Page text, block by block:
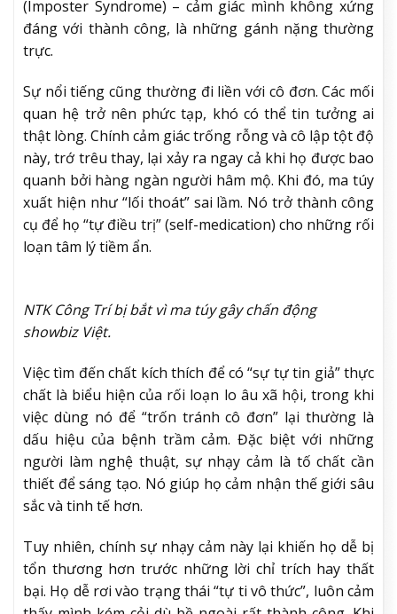
(Imposter Syndrome) – cảm giác mình không xứng
đáng với thành công, là những gánh nặng thường
trực.
Sự nổi tiếng cũng thường đi liền với cô đơn. Các mối
quan hệ trở nên phức tạp, khó có thể tin tưởng ai
thật lòng. Chính cảm giác trống rỗng và cô lập tột độ
này, trớ trêu thay, lại xảy ra ngay cả khi họ được bao
quanh bởi hàng ngàn người hâm mộ. Khi đó, ma túy
xuất hiện như “lối thoát” sai lầm. Nó trở thành công
cụ để họ “tự điều trị” (self-medication) cho những rối
loạn tâm lý tiềm ẩn.
NTK Công Trí bị bắt vì ma túy gây chấn động
showbiz Việt.
Việc tìm đến chất kích thích để có “sự tự tin giả” thực
chất là biểu hiện của rối loạn lo âu xã hội, trong khi
việc dùng nó để “trốn tránh cô đơn” lại thường là
dấu hiệu của bệnh trầm cảm. Đặc biệt với những
người làm nghệ thuật, sự nhạy cảm là tố chất cần
thiết để sáng tạo. Nó giúp họ cảm nhận thế giới sâu
sắc và tinh tế hơn.
Tuy nhiên, chính sự nhạy cảm này lại khiến họ dễ bị
tổn thương hơn trước những lời chỉ trích hay thất
bại. Họ dễ rơi vào trạng thái “tự ti vô thức”, luôn cảm